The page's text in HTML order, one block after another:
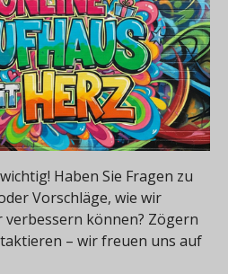
Haben Sie Fragen zu
Vorschläge, wie wir
verbessern können? Zögern
– wir freuen uns auf